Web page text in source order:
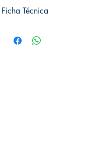
Ficha Técnica
Editorial: Destino